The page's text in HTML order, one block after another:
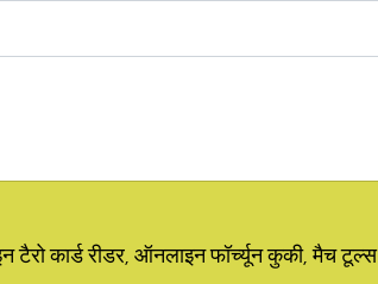
कार्ड रीडर, ऑनलाइन फॉर्च्यून कुकी, मैच टूल्स